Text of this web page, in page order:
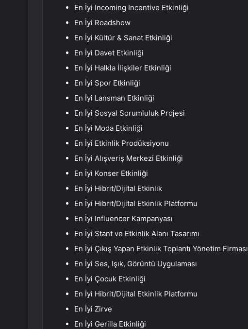
En İyi Incoming Incentive Etkinliği
En İyi Roadshow
En İyi Kültür & Sanat Etkinliği
En İyi Davet Etkinliği
En İyi Halkla İlişkiler Etkinliği
En İyi Spor Etkinliği
En İyi Lansman Etkinliği
En İyi Sosyal Sorumluluk Projesi
En İyi Moda Etkinliği
En İyi Etkinlik Prodüksiyonu
En İyi Alışveriş Merkezi Etkinliği
En İyi Konser Etkinliği
En İyi Hibrit/Dijital Etkinlik
En İyi Hibrit/Dijital Etkinlik Platformu
En İyi Influencer Kampanyası
En İyi Stant ve Etkinlik Alanı Tasarımı
En İyi Çıkış Yapan Etkinlik Toplantı Yönetim Firması
En İyi Ses, Işık, Görüntü Uygulaması
En İyi Çocuk Etkinliği
En İyi Hibrit/Dijital Etkinlik Platformu
En İyi Zirve
En İyi Gerilla Etkinliği